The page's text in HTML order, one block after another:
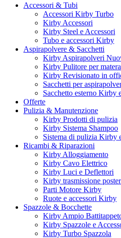
Accessori & Tubi
Accessori Kirby Turbo
Kirby Accessori
Kirby Steel e Accessori
Tubo e accessori Kirby
Aspirapolvere & Sacchetti
Kirby Aspirapolveri
Kirby Pulitore per
Kirby Revisionato in
Sacchetti per
Sacchetto esterno Kirby
Offerte
Pulizia & Manutenzione
Kirby Prodotti di pulizia
Kirby Sistema Shampoo
Sistema di pulizia Kirby
Ricambi & Riparazioni
Kirby Alloggiamento
Kirby Cavo Elettrico
Kirby Luci e Deflettori
Kirby trasmissione
Parti Motore Kirby
Ruote e accessori Kirby
Spazzole & Bocchette
Kirby Ampio
Kirby Spazzole e
Kirby Turbo Spazzola